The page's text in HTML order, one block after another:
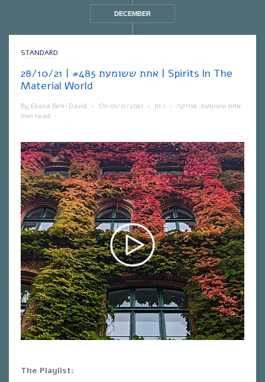
DECEMBER
STANDARD
אחת ששומעת #485 | 28/10/21 | Spirits In The
Material World
By Eliana Ben-David • On 01/11/2021 • In אחת ששומעת, מוזיקה •
1
min read
The Playlist: